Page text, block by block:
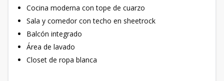
Cocina moderna con tope de cuarzo
Sala y comedor con techo en sheetrock
Balcón integrado
Área de lavado
Closet de ropa blanca